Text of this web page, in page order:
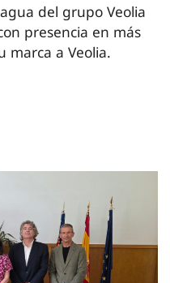
del grupo Veolia
presencia en más
marca a Veolia.